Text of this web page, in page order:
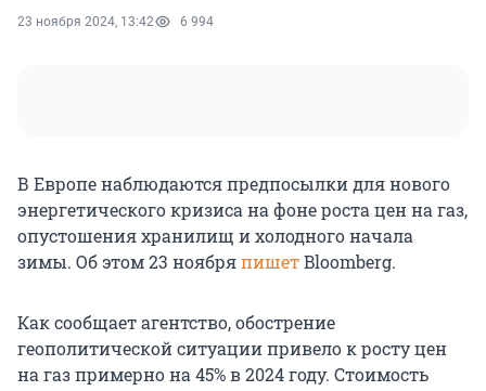
23 ноября 2024, 13:42 6 994
В Европе наблюдаются предпосылки для нового
энергетического кризиса на фоне роста цен на газ,
опустошения хранилищ и холодного начала
зимы. Об этом 23 ноябряпишетBloomberg.
Как сообщает агентство, обострение
геополитической ситуации привело к росту цен
на газ примерно на 45% в 2024 году. Стоимость